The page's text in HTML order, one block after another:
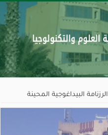
الرزنامة البيداغوجية المحينة